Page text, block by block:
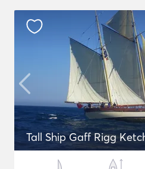
Tall Ship Gaff Rigg